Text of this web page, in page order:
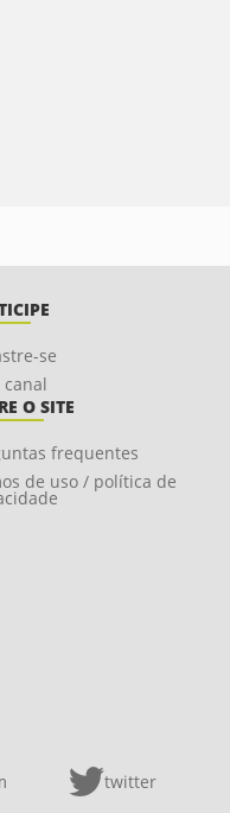
se
canal
O SITE
frequentes
de uso / política de
twitter